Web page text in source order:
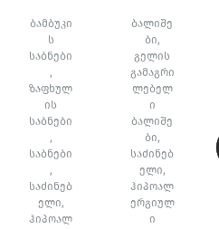
ᲑᲐᲛᲑᲣᲙᲘ
Ს
ᲡᲐᲑᲜᲔᲑᲘ
,
ᲖᲐᲤᲮᲣᲚ
ᲘᲡ
ᲡᲐᲑᲜᲔᲑᲘ
,
ᲡᲐᲑᲜᲔᲑᲘ
,
ᲡᲐᲫᲘᲜᲔᲑ
ᲔᲚᲘ,
ᲰᲘᲞᲝᲐᲚ
ᲑᲐᲚᲘᲨᲔ
ᲑᲘ,
ᲒᲔᲚᲘᲡ
ᲒᲐᲛᲐᲒᲠᲘ
ᲚᲔᲑᲔᲚ
Ი
ᲑᲐᲚᲘᲨᲔ
ᲑᲘ,
ᲡᲐᲫᲘᲜᲔᲑ
ᲔᲚᲘ,
ᲰᲘᲞᲝᲐᲚ
ᲔᲠᲒᲘᲣᲚ
Ი